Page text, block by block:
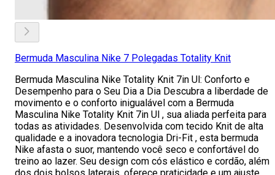
Bermuda Masculina Nike 7 Polegadas Totality Knit
Bermuda Masculina Nike Totality Knit 7in Ul: Conforto e
Desempenho para o Seu Dia a Dia Descubra a liberdade de
movimento e o conforto inigualável com a Bermuda
Masculina Nike Totality Knit 7in Ul , sua aliada perfeita para
todas as atividades. Desenvolvida com tecido Knit de alta
qualidade e a inovadora tecnologia Dri-Fit , esta bermuda
Nike afasta o suor, mantendo você seco e confortável do
treino ao lazer. Seu design com cós elástico e cordão, além